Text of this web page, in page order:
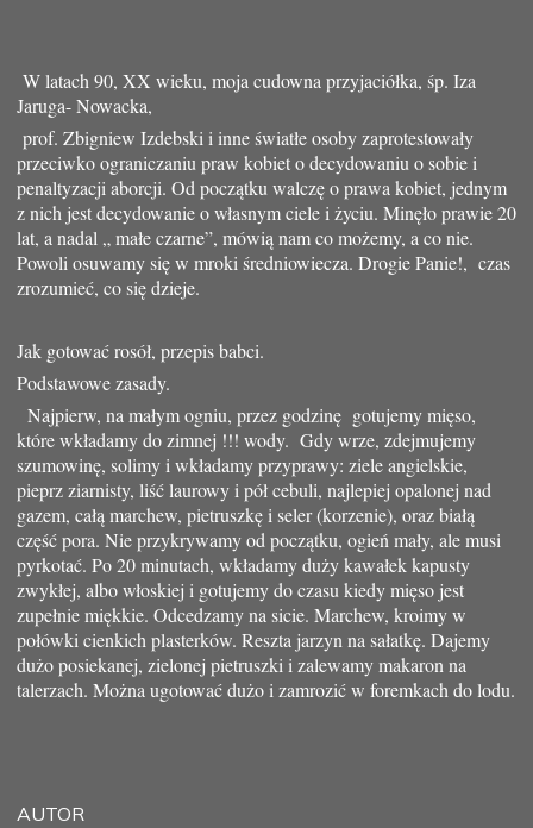
W latach 90, XX wieku, moja cudowna przyjaciółka, śp. Iza
Jaruga- Nowacka,
prof. Zbigniew Izdebski i inne światłe osoby zaprotestowały
przeciwko ograniczaniu praw kobiet o decydowaniu o sobie i
penaltyzacji aborcji. Od początku walczę o prawa kobiet, jednym
z nich jest decydowanie o własnym ciele i życiu. Minęło prawie 20
lat, a nadal „ małe czarne”, mówią nam co możemy, a co nie.
Powoli osuwamy się w mroki średniowiecza. Drogie Panie!, czas
zrozumieć, co się dzieje.
Jak gotować rosół, przepis babci.
Podstawowe zasady.
Najpierw, na małym ogniu, przez godzinę gotujemy mięso,
które wkładamy do zimnej !!! wody. Gdy wrze, zdejmujemy
szumowinę, solimy i wkładamy przyprawy: ziele angielskie,
pieprz ziarnisty, liść laurowy i pół cebuli, najlepiej opalonej nad
gazem, całą marchew, pietruszkę i seler (korzenie), oraz białą
część pora. Nie przykrywamy od początku, ogień mały, ale musi
pyrkotać. Po 20 minutach, wkładamy duży kawałek kapusty
zwykłej, albo włoskiej i gotujemy do czasu kiedy mięso jest
zupełnie miękkie. Odcedzamy na sicie. Marchew, kroimy w
połówki cienkich plasterków. Reszta jarzyn na sałatkę. Dajemy
dużo posiekanej, zielonej pietruszki i zalewamy makaron na
talerzach. Można ugotować dużo i zamrozić w foremkach do lodu.
AUTOR